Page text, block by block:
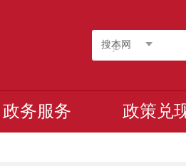
搜本网
政务服务 政策兑